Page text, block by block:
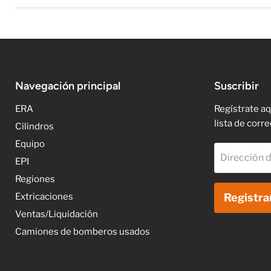
Navegación principal
ERA
Cilindros
Equipo
EPI
Regiones
Extricaciones
Ventas/Liquidación
Camiones de bomberos usados
Suscribir
Regístrate
lista de
Dirección